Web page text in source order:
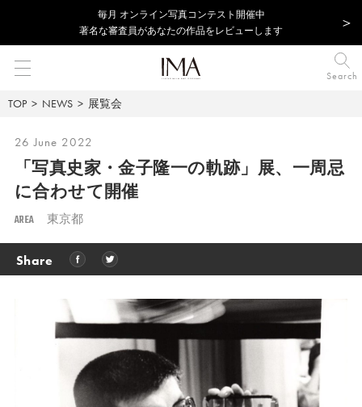
毎⽉ オンライン写真コンテスト開催中
著名な審査員があなたの作品をレビューします
Search
TOP NEWS 展覧会
26 June 2022
「写真史家・⾦⼦隆⼀の軌跡」展、一周忌
に合わせて開催
AREA 東京都
Share